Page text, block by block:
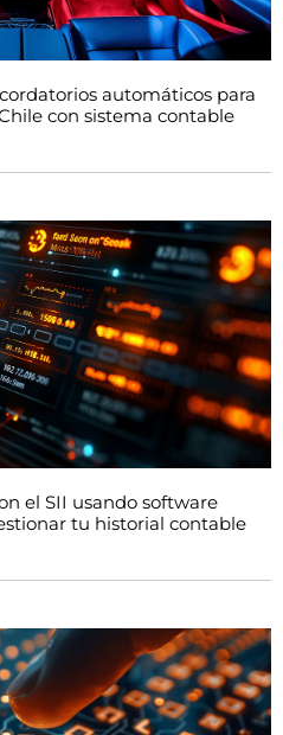
automáticos para
con sistema contable
el SII usando software
tu historial contable